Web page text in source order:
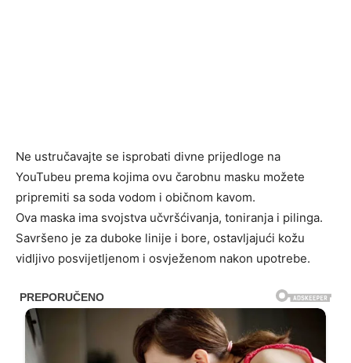
Ne ustručavajte se isprobati divne prijedloge na
YouTubeu prema kojima ovu čarobnu masku možete
pripremiti sa soda vodom i običnom kavom.
Ova maska ​​ima svojstva učvršćivanja, toniranja i pilinga.
Savršeno je za duboke linije i bore, ostavljajući kožu
vidljivo posvijetljenom i osvježenom nakon upotrebe.